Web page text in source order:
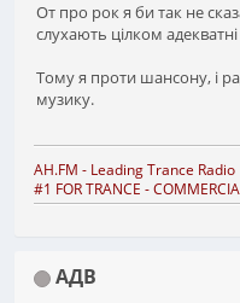
От про рок я би так не
слухають цілком
Тому я проти шансону, і
музику.
AH.FM - Leading Trance Radio
#1 FOR TRANCE -
АДВ